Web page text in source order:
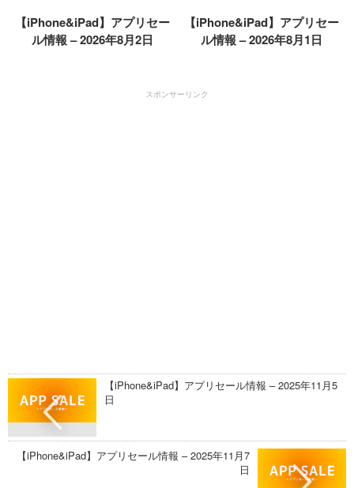
【iPhone&iPad】アプリセー
ル情報 – 2026年8月2日
【iPhone&iPad】アプリセー
ル情報 – 2026年8月1日
スポンサーリンク
【iPhone&iPad】アプリセール情報 – 2025年11月5
日
【iPhone&iPad】アプリセール情報 – 2025年11月7
日